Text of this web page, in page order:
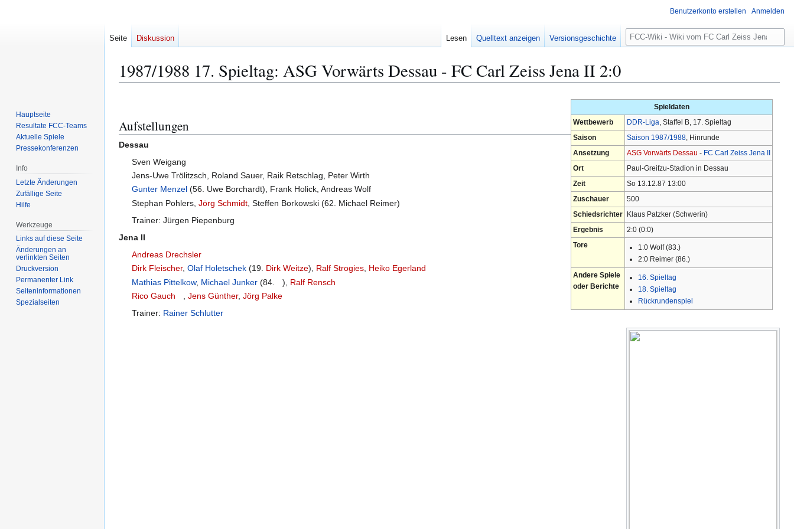
1987/1988 17. Spieltag: ASG Vorwärts Dessau - FC Carl Zeiss Jena II 2:0
springen
springen
Spieldaten
Wettbewerb
DDR-Liga, Staffel B, 17. Spieltag
Saison
Saison 1987/1988, Hinrunde
Ansetzung
ASG Vorwärts Dessau - FC Carl Zeiss Jena II
Ort
Paul-Greifzu-Stadion in Dessau
Zeit
So 13.12.87 13:00
Zuschauer
500
Schiedsrichter
Klaus Patzker (Schwerin)
Ergebnis
2:0 (0:0)
Tore
1:0 Wolf (83.)
2:0 Reimer (86.)
Andere Spiele
oder Berichte
16. Spieltag
18. Spieltag
Rückrundenspiel
Aufstellungen
Dessau
Sven Weigang
Jens-Uwe Trölitzsch, Roland Sauer, Raik Retschlag, Peter Wirth
Gunter Menzel (56. Uwe Borchardt), Frank Holick, Andreas Wolf
Stephan Pohlers,Jörg Schmidt , Steffen Borkowski (62. Michael Reimer)
Trainer: Jürgen Piepenburg
Jena II
Andreas Drechsler
Dirk Fleischer,Olaf Holetschek (19. Dirk Weitze), Ralf Strogies, Heiko Egerland
Mathias Pittelkow, Michael Junker (84. ), Ralf Rensch
Rico Gauch
,Jens Günther,Jörg Palke
Trainer: Rainer Schlutter
Benutzerkonto erstellen Anmelden
Seite Diskussion Lesen Quelltext anzeigen Versionsgeschichte
S
u
e
Hauptseite
Resultate FCC-Teams
Aktuelle Spiele
Pressekonferenzen
Info
Letzte Änderungen
Zufällige Seite
Hilfe
Werkzeuge
Links auf diese Seite
Änderungen an
verlinkten Seiten
Druckversion
Permanenter Link
Seiten­­informationen
Spezialseiten